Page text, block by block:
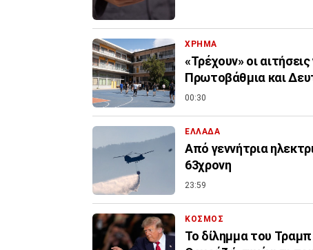
ΧΡΗΜΑ
«Τρέχουν» οι
Πρωτοβάθμια και
00:30
ΕΛΛΑΔΑ
Από γεννήτρια
63χρονη
23:59
ΚΟΣΜΟΣ
Το δίλημμα του Τραμπ